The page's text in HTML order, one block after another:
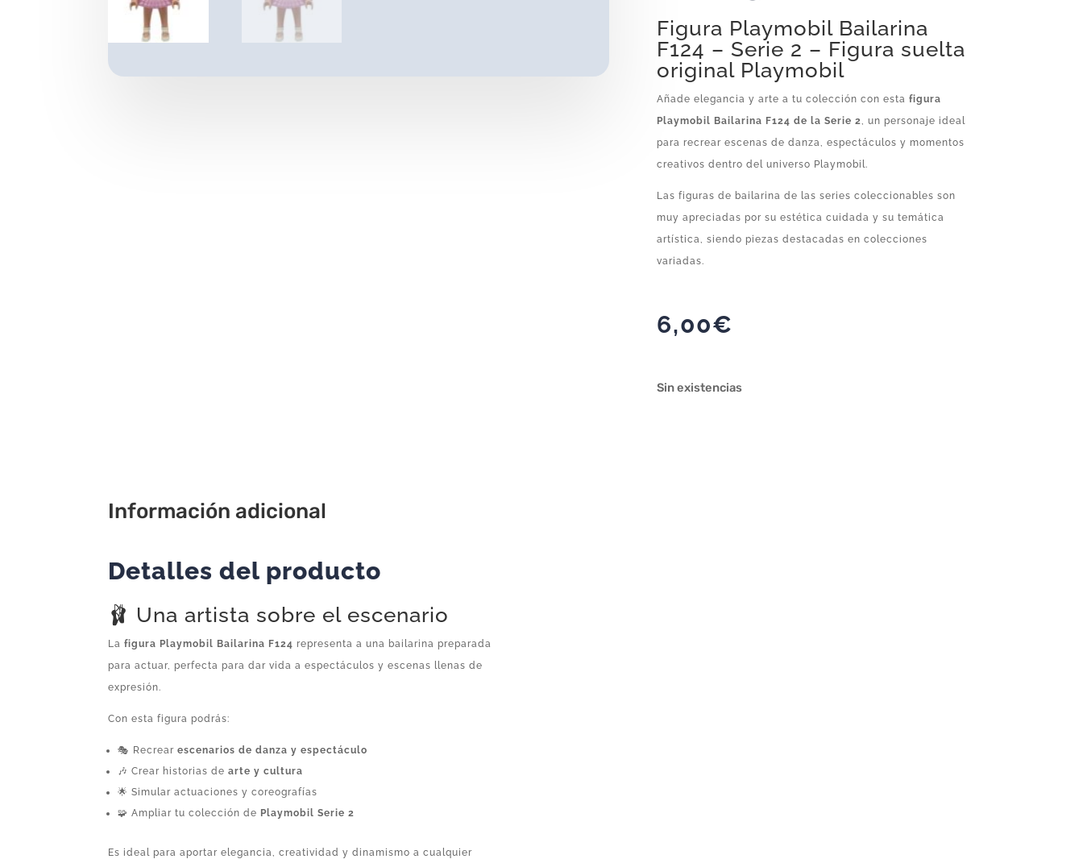
Figura Playmobil Bailarina
F124 – Serie 2 – Figura suelta
original Playmobil
Añade elegancia y arte a tu colección con esta figura
Playmobil Bailarina F124 de la Serie 2, un personaje ideal
para recrear escenas de danza, espectáculos y momentos
creativos dentro del universo Playmobil.
Las figuras de bailarina de las series coleccionables son
muy apreciadas por su estética cuidada y su temática
artística, siendo piezas destacadas en colecciones
variadas.
6,00€
Sin existencias
Información adicional
Detalles del producto
🩰 Una artista sobre el escenario
Lafigura Playmobil Bailarina F124 representa a una bailarina preparada
para actuar, perfecta para dar vida a espectáculos y escenas llenas de
expresión.
Con esta figura podrás:
🎭 Recrearescenarios de danza y espectáculo
🎶 Crear historias dearte y cultura
🌟 Simular actuaciones y coreografías
🧩 Ampliar tu colección de Playmobil Serie 2
Es ideal para aportar elegancia, creatividad y dinamismo a cualquier